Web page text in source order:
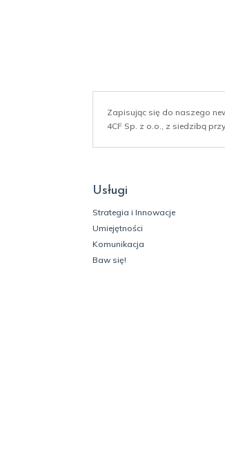
Zapisując się do naszego
4CF Sp. z o.o., z siedzibą
Usługi
Strategia i Innowacje
Umiejętności
Komunikacja
Baw się!